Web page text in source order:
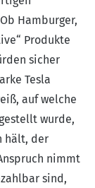
Hamburger,
Produkte
sicher
Tesla
auf welche
wurde,
hält, der
nimmt
sind,